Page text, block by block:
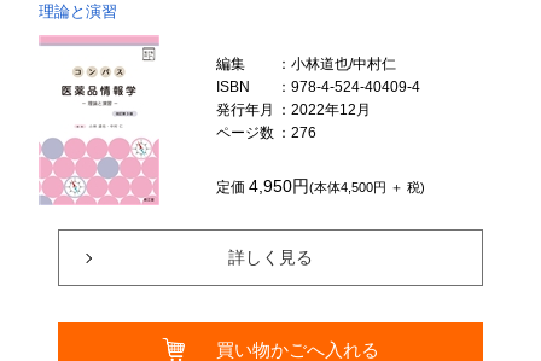
理論と演習
編集
：小林道也/中村仁
ISBN
：978-4-524-40409-4
発行年月
：2022年12月
ページ数 ：276
定価4,950円(本体4,500円 ＋ 税)
詳しく見る
買い物かごへ入れる